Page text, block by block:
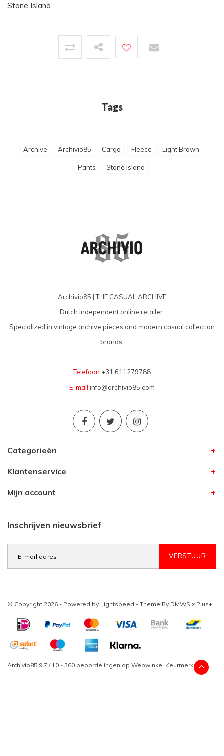
Stone Island
Tags
Archive Archivio85 Cargo Fleece Light Brown
Pants Stone Island
Archivio85 | THE CASUAL ARCHIVE
Dutch independent online retailer.
Specialized in vintage archive pieces and modern casual collection
brands.
Telefoon +31 611279788
E-mail info@archivio85.com
Categorieën
Klantenservice
Mijn account
Inschrijven nieuwsbrief
VERSTUUR
© Copyright 2026 - Powered by Lightspeed - Theme By DMWS x Plus+
Archivio85 9,7 / 10 - 360 beoordelingen op Webwinkel Keurmerk